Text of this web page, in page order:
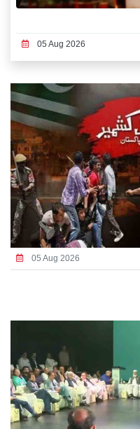
05 Aug 2026
05 Aug 2026